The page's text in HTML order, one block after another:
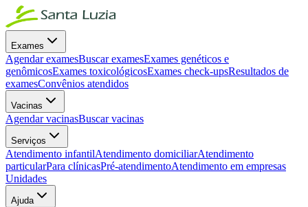
Exames
Agendar examesBuscar examesExames genéticos e
genômicosExames toxicológicosExames check-upsResultados de
examesConvênios atendidos
Vacinas
Agendar vacinasBuscar vacinas
Serviços
Atendimento infantilAtendimento domiciliarAtendimento
particularPara clínicasPré-atendimentoAtendimento em empresas
Unidades
Ajuda